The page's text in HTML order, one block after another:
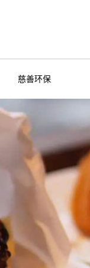
慈善环保